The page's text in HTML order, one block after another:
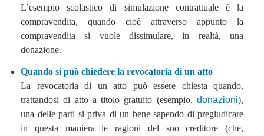
L’esempio scolastico di simulazione contrattuale è la
compravendita, quando cioè attraverso appunto la
compravendita si vuole dissimulare, in realtà, una
donazione.
Quando si può chiedere la revocatoria di un atto
La revocatoria di un atto può essere chiesta quando,
trattandosi di atto a titolo gratuito (esempio, donazioni),
una delle parti si priva di un bene sapendo di pregiudicare
in questa maniera le ragioni del suo creditore (che,